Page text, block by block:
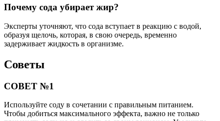
Почему сода убирает жир?
Эксперты уточняют, что сода вступает в реакцию с водой,
образуя щелочь, которая, в свою очередь, временно
задерживает жидкость в организме.
Советы
СОВЕТ №1
Используйте соду в сочетании с правильным питанием.
Чтобы добиться максимального эффекта, важно не только